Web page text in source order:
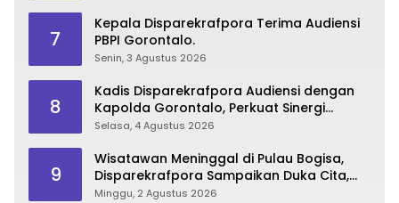
7
Kepala Disparekrafpora Terima Audiensi
PBPI Gorontalo.
Senin, 3 Agustus 2026
8
Kadis Disparekrafpora Audiensi dengan
Kapolda Gorontalo, Perkuat Sinergi
Sukseskan Gorontalo Karnaval Karawo
Selasa, 4 Agustus 2026
9
Wisatawan Meninggal di Pulau Bogisa,
Disparekrafpora Sampaikan Duka Cita,
Imbau Utamakan Keselamatan
Minggu, 2 Agustus 2026